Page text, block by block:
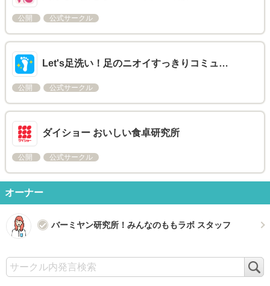
公開 公式サークル
Let's足洗い！足のニオイすっきりコミュ…
公開 公式サークル
ダイショー おいしい食卓研究所
公開 公式サークル
オーナー
バーミヤン研究所！みんなのももラボ スタッフ